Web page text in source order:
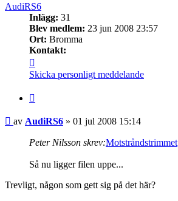
AudiRS6
Inlägg: 31
Blev medlem: 23 jun 2008 23:57
Ort: Bromma
Kontakt:
AudiRS6
Skicka personligt meddelande
Inlägg
av AudiRS6 » 01 jul 2008 15:14
Peter Nilsson skrev:Motstråndstrimmet
Så nu ligger filen uppe...
Trevligt, någon som gett sig på det här?